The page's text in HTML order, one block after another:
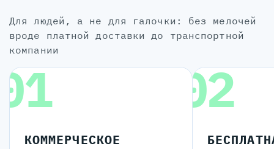
для людей, а не для галочки: без мелочей
вроде платной доставки до транспортной
компании
КОММЕРЧЕСКОЕ
02